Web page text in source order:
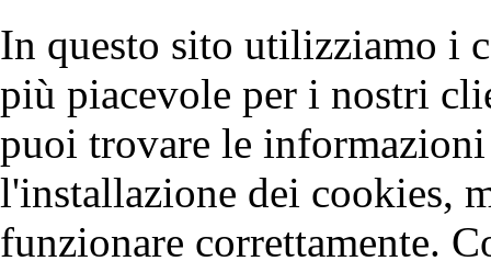
In questo sito utilizziamo i
più piacevole per i nostri
puoi trovare le
l'installazione dei cookies,
funzionare correttamente.